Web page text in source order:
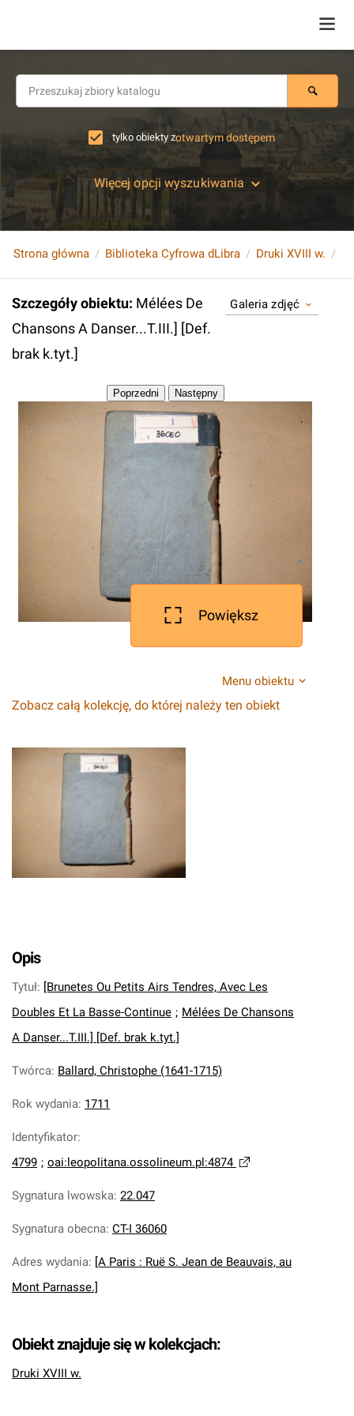
tylko obiekty zotwartym dostępem
Więcej opcji wyszukiwania
Strona główna Biblioteka Cyfrowa dLibra Druki XVIII w.
Szczegóły obiektu: Mélées De
Chansons A Danser...T.III.] [Def.
brak k.tyt.]
Galeria zdjęć
Powiększ
Menu obiektu
Zobacz całą kolekcję, do której należy ten obiekt
Opis
Tytuł: [Brunetes Ou Petits Airs Tendres, Avec Les
Doubles Et La Basse-Continue ; Mélées De Chansons
A Danser...T.III.] [Def. brak k.tyt.]
Twórca: Ballard, Christophe (1641-1715)
Rok wydania: 1711
Identyfikator:
4799 ; oai:leopolitana.ossolineum.pl:4874
Sygnatura lwowska: 22.047
Sygnatura obecna: CT-I 36060
Adres wydania: [A Paris : Ruë S. Jean de Beauvais, au
Mont Parnasse.]
Obiekt znajduje się w kolekcjach:
Druki XVIII w.